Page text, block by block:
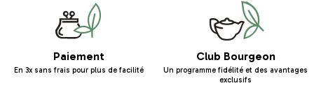
Paiement
En 3x sans frais pour plus de facilité
Club Bourgeon
Un programme fidélité et des avantages
exclusifs